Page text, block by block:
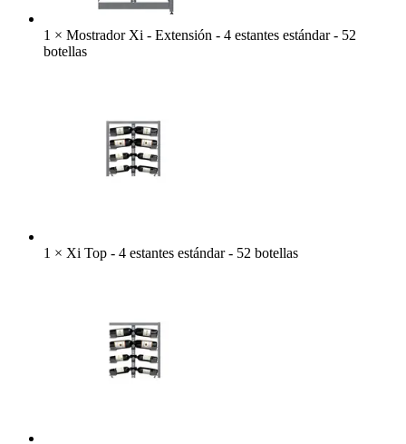
1 × Mostrador Xi - Extensión - 4 estantes estándar - 52
botellas
1 × Xi Top - 4 estantes estándar - 52 botellas